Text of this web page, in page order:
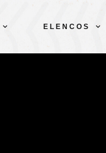
ELENCOS